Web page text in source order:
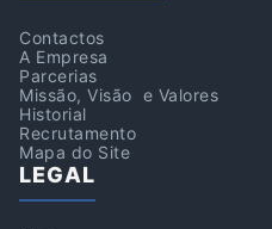
Contactos
A Empresa
Parcerias
Missão, Visão e Valores
Historial
Recrutamento
Mapa do Site
LEGAL